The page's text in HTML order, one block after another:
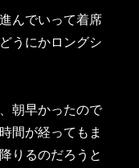
んでいって着席
うにかロングシ
朝早かったので
間が経ってもま
りるのだろうと